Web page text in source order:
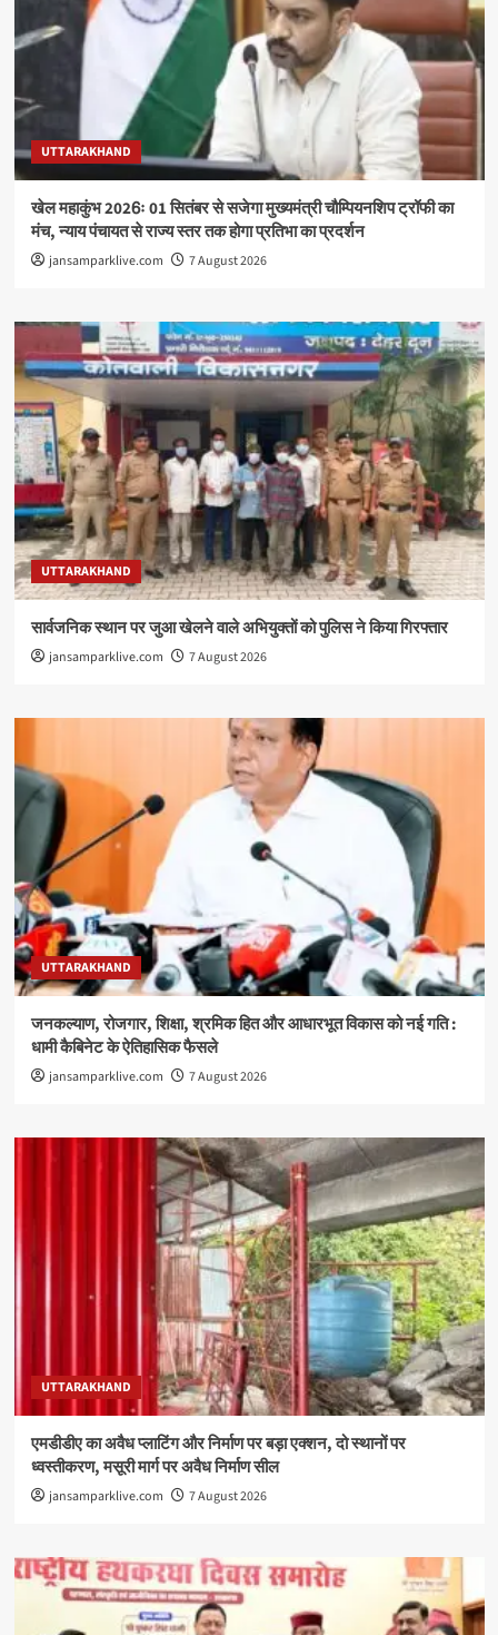
UTTARAKHAND
खेल महाकुंभ 2026ः 01 सितंबर से सजेगा मुख्यमंत्री चौम्पियनशिप ट्रॉफी का
मंच, न्याय पंचायत से राज्य स्तर तक होगा प्रतिभा का प्रदर्शन
jansamparklive.com 7 August 2026
UTTARAKHAND
सार्वजनिक स्थान पर जुआ खेलने वाले अभियुक्तों को पुलिस ने किया गिरफ्तार
jansamparklive.com 7 August 2026
UTTARAKHAND
जनकल्याण, रोजगार, शिक्षा, श्रमिक हित और आधारभूत विकास को नई गति :
धामी कैबिनेट के ऐतिहासिक फैसले
jansamparklive.com 7 August 2026
UTTARAKHAND
एमडीडीए का अवैध प्लाटिंग और निर्माण पर बड़ा एक्शन, दो स्थानों पर
ध्वस्तीकरण, मसूरी मार्ग पर अवैध निर्माण सील
jansamparklive.com 7 August 2026